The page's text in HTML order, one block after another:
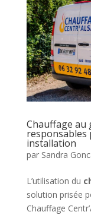
Chauffage au
installation
par Sandra
L’utilisation du
solution prisée
Chauffage